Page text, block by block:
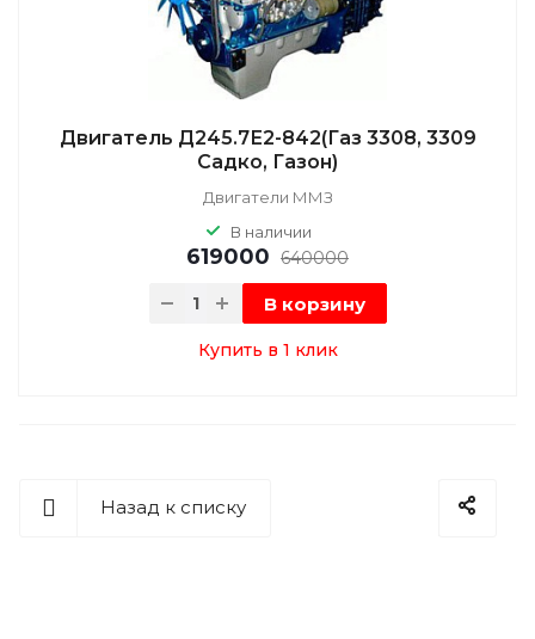
Двигатель Д245.7Е2-842(Газ 3308, 3309
Садко, Газон)
Двигатели ММЗ
В наличии
619000 640000
В корзину
Купить в 1 клик
Назад к списку